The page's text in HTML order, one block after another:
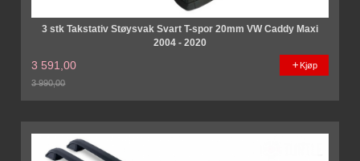
3 stk Takstativ Støysvak Svart T-spor 20mm VW Caddy Maxi
2004 - 2020
3 591,00
3 990,00
Kjøp